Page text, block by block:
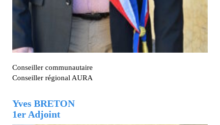
Conseiller communautaire
Conseiller régional AURA
Yves BRETON
1er Adjoint